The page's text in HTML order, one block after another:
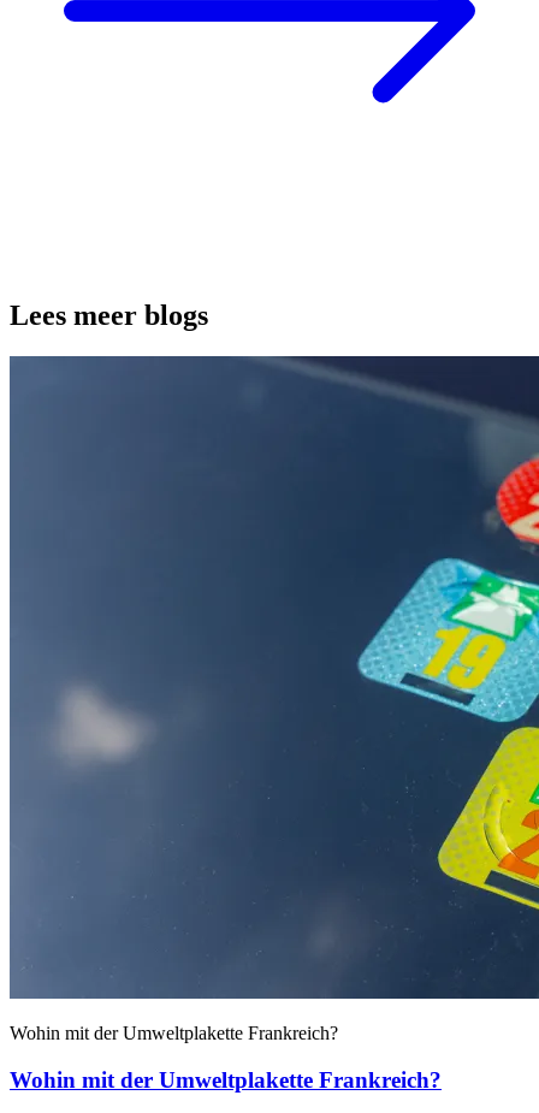
Lees meer blogs
Wohin mit der Umweltplakette Frankreich?
Wohin mit der Umweltplakette Frankreich?